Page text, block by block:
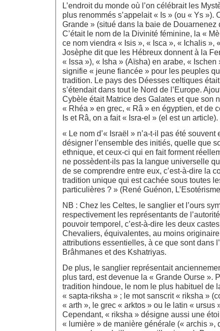
L’endroit du monde où l’on célébrait les
plus renommés s’appelait « Is » (ou « Ys »).
Grande » (situé dans la baie de Douarnenez
C’était le nom de la Divinité féminine, la «
ce nom viendra « Isis », « Isca », « Ichalis »,
Josèphe dit que les Hébreux donnent à la
« Issa »), « Isha » (Aïsha) en arabe, «
signifie « jeune fiancée » pour les peuples
tradition. Le pays des Déesses celtiques
s’étendait dans tout le Nord de l’Europe.
Cybèle était Matrice des Galates et que son
« Rhéa » en grec, « Râ » en égyptien, et de
Is et Râ, on a fait « Isra-el » (el est un article).
« Le nom d’« Israël » n’a-t-il pas été
désigner l’ensemble des initiés, quelle que
ethnique, et ceux-ci qui en fait forment
ne possèdent-ils pas la langue universelle
de se comprendre entre eux, c’est-à-dire la
tradition unique qui est cachée sous toutes
particulières ? » (René Guénon,
NB : Chez les Celtes, le sanglier et l’ours
respectivement les représentants de
pouvoir temporel, c’est-à-dire les deux
Chevaliers, équivalentes, au moins
attributions essentielles, à ce que sont dans
Brâhmanes et des Kshatriyas.
De plus, le sanglier représentait
plus tard, est devenue la « Grande Ourse ».
tradition hindoue, le nom le plus habituel de
« sapta-riksha » ; le mot sanscrit « riksha »
« arth », le grec « arktos » ou le latin « ursus
Cependant, « riksha » désigne aussi une
« lumière » de manière générale (« archis »,